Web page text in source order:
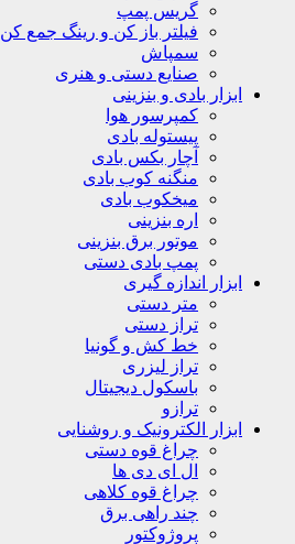
گریس پمپ
فیلتر باز کن و رینگ جمع کن
سمپاش
صنایع دستی و هنری
ابزار بادی و بنزینی
کمپرسور هوا
پیستوله بادی
آچار بکس بادی
منگنه کوب بادی
میخکوب بادی
اره بنزینی
موتور برق بنزینی
پمپ بادی دستی
ابزار اندازه گیری
متر دستی
تراز دستی
خط کش و گونیا
تراز لیزری
باسکول دیجیتال
ترازو
ابزار الکترونیک و روشنایی
چراغ قوه دستی
ال ای دی ها
چراغ قوه کلاهی
چند راهی برق
پروژوکتور